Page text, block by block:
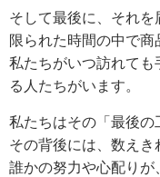
そして最後に、それを
限られた時間の中で商
私たちがいつ訪れて
る人たちがいます。
私たちはその「最後の
その背後には、数えき
誰かの努力や心配りが